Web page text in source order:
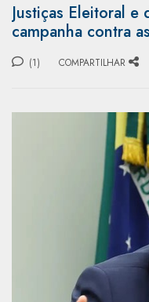
Justiças Eleitoral e
campanha contra
(1) COMPARTILHAR